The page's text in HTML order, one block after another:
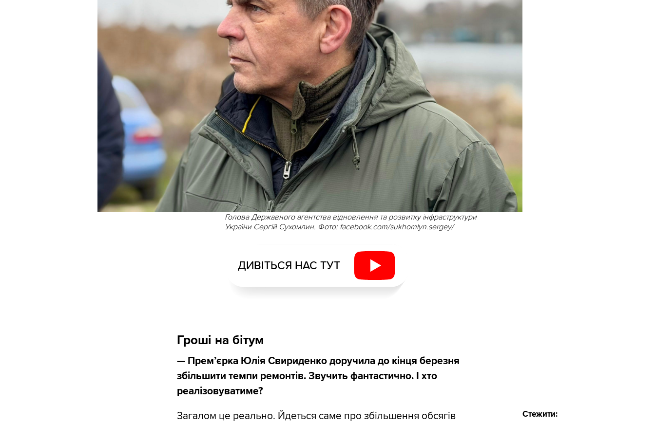
Голова Державного агентства відновлення та розвитку інфраструктури
України Сергій Сухомлин. Фото: facebook.com/sukhomlyn.sergey/
ДИВІТЬСЯ НАС ТУТ
Гроші на бітум
— Прем’єрка Юлія Свириденко доручила до кінця березня
збільшити темпи ремонтів. Звучить фантастично. І хто
реалізовуватиме?
Загалом це реально. Йдеться саме про збільшення обсягів
Стежити: